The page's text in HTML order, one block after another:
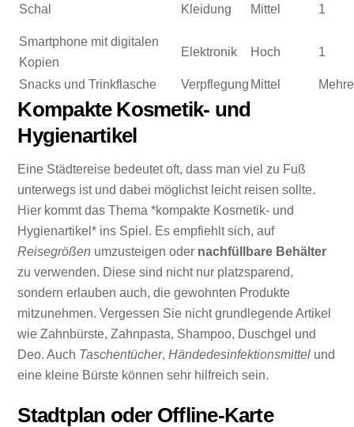
Schal Kleidung Mittel 1
Smartphone mit digitalen
Kopien
Elektronik Hoch 1
Snacks und Trinkflasche Verpflegung Mittel
Kompakte Kosmetik- und
Hygienartikel
Eine Städtereise bedeutet oft, dass man viel zu Fuß
unterwegs ist und dabei möglichst leicht reisen sollte.
Hier kommt das Thema *kompakte Kosmetik- und
Hygienartikel* ins Spiel. Es empfiehlt sich, auf
Reisegrößen umzusteigen oder nachfüllbare Behälter
zu verwenden. Diese sind nicht nur platzsparend,
sondern erlauben auch, die gewohnten Produkte
mitzunehmen. Vergessen Sie nicht grundlegende Artikel
wie Zahnbürste, Zahnpasta, Shampoo, Duschgel und
Deo. Auch Taschentücher,Händedesinfektionsmittel und
eine kleine Bürste können sehr hilfreich sein.
Stadtplan oder Offline-Karte